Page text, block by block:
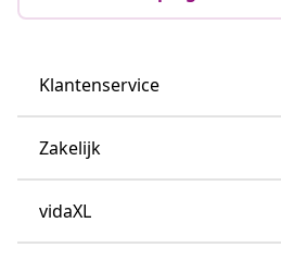
Klantenservice
Zakelijk
vidaXL